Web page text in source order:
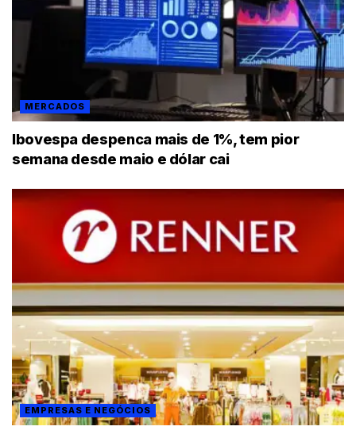
MERCADOS
Ibovespa despenca mais de 1%, tem pior
semana desde maio e dólar cai
EMPRESAS E NEGÓCIOS